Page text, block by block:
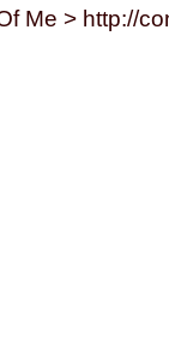
Me > http://